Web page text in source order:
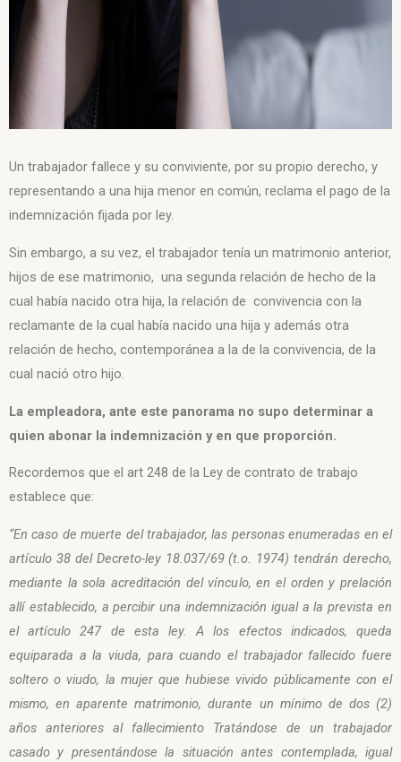
Un trabajador fallece y su conviviente, por su propio derecho, y
representando a una hija menor en común, reclama el pago de la
indemnización fijada por ley.
Sin embargo, a su vez, el trabajador tenía un matrimonio anterior,
hijos de ese matrimonio, una segunda relación de hecho de la
cual había nacido otra hija, la relación de convivencia con la
reclamante de la cual había nacido una hija y además otra
relación de hecho, contemporánea a la de la convivencia, de la
cual nació otro hijo.
La empleadora, ante este panorama no supo determinar a
quien abonar la indemnización y en que proporción.
Recordemos que el art 248 de la Ley de contrato de trabajo
establece que:
“En caso de muerte del trabajador, las personas enumeradas en el
artículo 38 del Decreto-ley 18.037/69 (t.o. 1974) tendrán derecho,
mediante la sola acreditación del vínculo, en el orden y prelación
allí establecido, a percibir una indemnización igual a la prevista en
el artículo 247 de esta ley. A los efectos indicados, queda
equiparada a la viuda, para cuando el trabajador fallecido fuere
soltero o viudo, la mujer que hubiese vivido públicamente con el
mismo, en aparente matrimonio, durante un mínimo de dos (2)
años anteriores al fallecimiento Tratándose de un trabajador
casado y presentándose la situación antes contemplada, igual